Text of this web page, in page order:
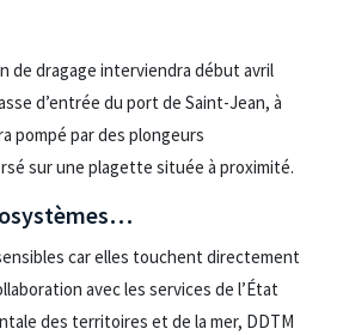
de dragage interviendra début avril
d’entrée du port de Saint-Jean, à
pompé par des plongeurs
sur une plagette située à proximité.
car elles touchent directement
avec les services de l’État
des territoires et de la mer, DDTM